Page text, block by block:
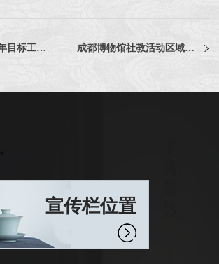
成都博物馆2016年目标工作总结报告 成都博物馆社教活动区域教学设施设计与制作中选公告
宣传栏位置